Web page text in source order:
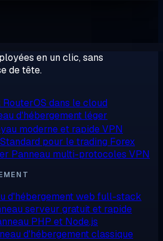
en un clic, sans
de tête.
RouterOS dans le cloud
d'hébergement léger
moderne et rapide VPN
Standard pour le trading Forex
Panneau multi-protocoles VPN
d'hébergement web full-stack
serveur gratuit et rapide
PHP et Node.js
d'hébergement classique